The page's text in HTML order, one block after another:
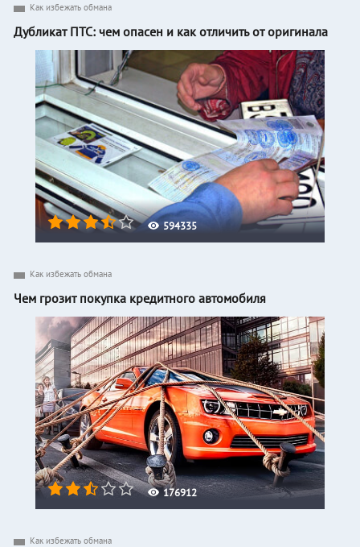
594335
Как избежать обмана
Дубликат ПТС: чем опасен и как отличить от оригинала
176912
Как избежать обмана
Чем грозит покупка кредитного автомобиля
Как избежать обмана